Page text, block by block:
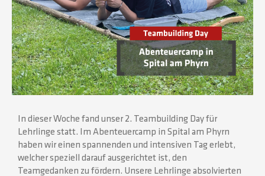
In dieser Woche fand unser 2. Teambuilding Day für
Lehrlinge statt. Im Abenteuercamp in Spital am Phyrn
haben wir einen spannenden und intensiven Tag erlebt,
welcher speziell darauf ausgerichtet ist, den
Teamgedanken zu fördern. Unsere Lehrlinge absolvierten